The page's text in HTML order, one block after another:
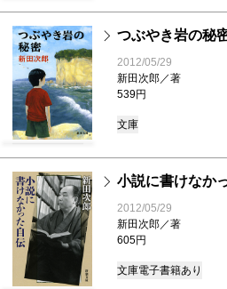
つぶやき岩の秘
2012/05/29
新田次郎／著
539円
文庫
小説に書けなか
2012/05/29
新田次郎／著
605円
文庫電子書籍あり